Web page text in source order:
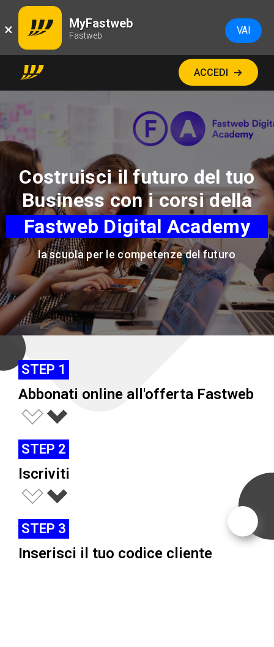
× MyFastweb
Fastweb VAI
ACCEDI
Costruisci il futuro del tuo
Business con i corsi della
Fastweb Digital Academy
la scuola per le competenze del futuro
STEP 1
Abbonati online all'offerta Fastweb
STEP 2
Iscriviti
STEP 3
Inserisci il tuo codice cliente